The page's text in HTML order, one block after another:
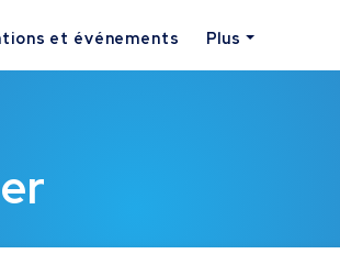
et événements Plus